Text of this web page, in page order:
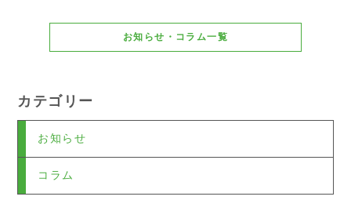
お知らせ・コラム一覧
カテゴリー
お知らせ
コラム